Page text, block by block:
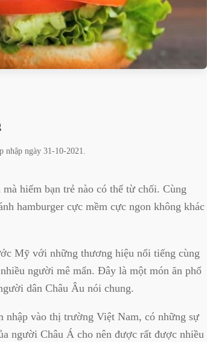
nhập ngày 31-10-2021.
hiếm bạn trẻ nào có thể từ chối. Cùng
hamburger cực mềm cực ngon không khác
Mỹ với những thương hiệu nổi tiếng cùng
người mê mẩn. Đây là một món ăn phổ
dân Châu Âu nói chung.
nhập vào thị trường Việt Nam, có những sự
người Châu Á cho nên được rất được nhiều